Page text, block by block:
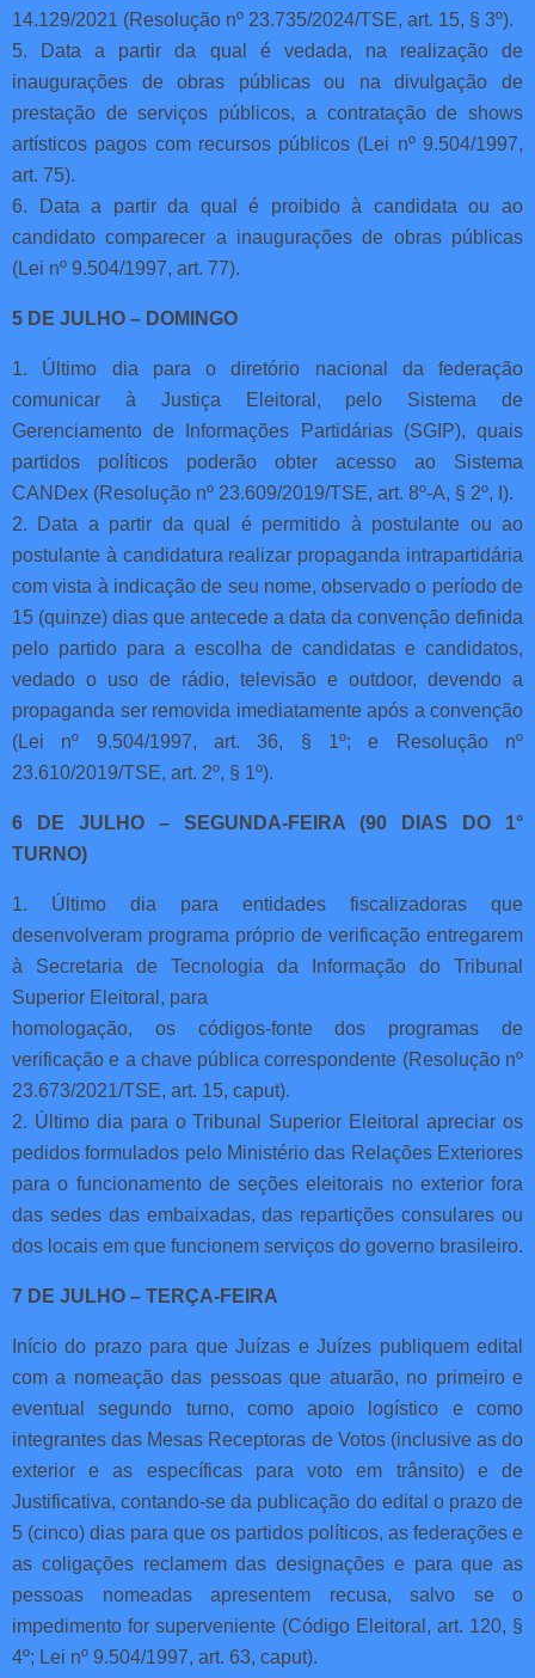
14.129/2021 (Resolução nº 23.735/2024/TSE, art. 15, § 3º).
5. Data a partir da qual é vedada, na realização de
inaugurações de obras públicas ou na divulgação de
prestação de serviços públicos, a contratação de shows
artísticos pagos com recursos públicos (Lei nº 9.504/1997,
art. 75).
6. Data a partir da qual é proibido à candidata ou ao
candidato comparecer a inaugurações de obras públicas
(Lei nº 9.504/1997, art. 77).
5 DE JULHO – DOMINGO
1. Último dia para o diretório nacional da federação
comunicar à Justiça Eleitoral, pelo Sistema de
Gerenciamento de Informações Partidárias (SGIP), quais
partidos políticos poderão obter acesso ao Sistema
CANDex (Resolução nº 23.609/2019/TSE, art. 8º-A, § 2º, I).
2. Data a partir da qual é permitido à postulante ou ao
postulante à candidatura realizar propaganda intrapartidária
com vista à indicação de seu nome, observado o período de
15 (quinze) dias que antecede a data da convenção definida
pelo partido para a escolha de candidatas e candidatos,
vedado o uso de rádio, televisão e outdoor, devendo a
propaganda ser removida imediatamente após a convenção
(Lei nº 9.504/1997, art. 36, § 1º; e Resolução nº
23.610/2019/TSE, art. 2º, § 1º).
6 DE JULHO – SEGUNDA-FEIRA (90 DIAS DO 1°
TURNO)
1. Último dia para entidades fiscalizadoras que
desenvolveram programa próprio de verificação entregarem
à Secretaria de Tecnologia da Informação do Tribunal
Superior Eleitoral, para
homologação, os códigos-fonte dos programas de
verificação e a chave pública correspondente (Resolução nº
23.673/2021/TSE, art. 15, caput).
2. Último dia para o Tribunal Superior Eleitoral apreciar os
pedidos formulados pelo Ministério das Relações Exteriores
para o funcionamento de seções eleitorais no exterior fora
das sedes das embaixadas, das repartições consulares ou
dos locais em que funcionem serviços do governo brasileiro.
7 DE JULHO – TERÇA-FEIRA
Início do prazo para que Juízas e Juízes publiquem edital
com a nomeação das pessoas que atuarão, no primeiro e
eventual segundo turno, como apoio logístico e como
integrantes das Mesas Receptoras de Votos (inclusive as do
exterior e as específicas para voto em trânsito) e de
Justificativa, contando-se da publicação do edital o prazo de
5 (cinco) dias para que os partidos políticos, as federações e
as coligações reclamem das designações e para que as
pessoas nomeadas apresentem recusa, salvo se o
impedimento for superveniente (Código Eleitoral, art. 120, §
4º; Lei nº 9.504/1997, art. 63, caput).